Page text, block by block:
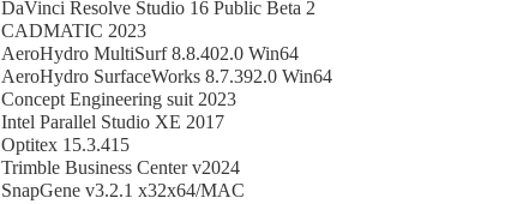
DaVinci Resolve Studio 16 Public Beta 2
CADMATIC 2023
AeroHydro MultiSurf 8.8.402.0 Win64
AeroHydro SurfaceWorks 8.7.392.0 Win64
Concept Engineering suit 2023
Intel Parallel Studio XE 2017
Optitex 15.3.415
Trimble Business Center v2024
SnapGene v3.2.1 x32x64/MAC